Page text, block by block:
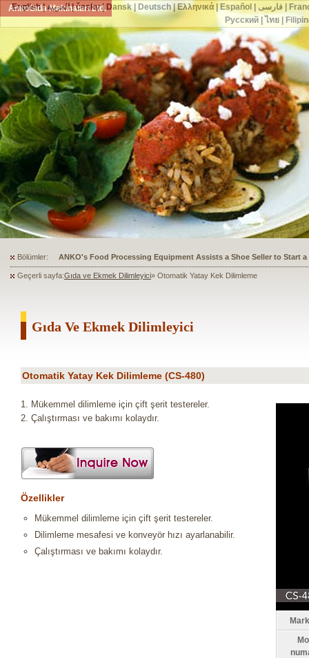
AnkoGıda Makinaları Ltd.
Bölümler: ANKO's Food Processing Equipment Assists a Shoe Seller to Start
Geçerli sayfa:Gıda ve Ekmek Dilimleyici» Otomatik Yatay Kek Dilimleme
Gıda Ve Ekmek Dilimleyici
Otomatik Yatay Kek Dilimleme (CS-480)
1. Mükemmel dilimleme için çift şerit testereler.
2. Çalıştırması ve bakımı kolaydır.
Özellikler
Mükemmel dilimleme için çift şerit testereler.
Dilimleme mesafesi ve konveyör hızı ayarlanabilir.
Çalıştırması ve bakımı kolaydır.
English|العربية|česky| Dansk| Deutsch|Ελληνικά|Español فارسی|
Русский| ไทย|